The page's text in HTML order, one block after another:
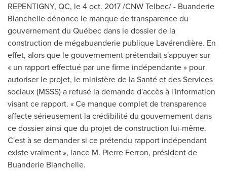
REPENTIGNY, QC, le4 oct. 2017/CNW Telbec/ - Buanderie
Blanchelle dénonce le manque de transparence du
gouvernement du Québec dans le dossier de la
construction de mégabuanderie publique Lavérendière. En
effet, alors que le gouvernement prétendait s'appuyer sur
« un rapport effectué par une firme indépendante » pour
autoriser le projet, le ministère de la Santé et des Services
sociaux (MSSS) a refusé la demande d'accès à l'information
visant ce rapport. « Ce manque complet de transparence
affecte sérieusement la crédibilité du gouvernement dans
ce dossier ainsi que du projet de construction lui-même.
C'est à se demander si ce prétendu rapport indépendant
existe vraiment », lance M. Pierre Ferron, président de
Buanderie Blanchelle.